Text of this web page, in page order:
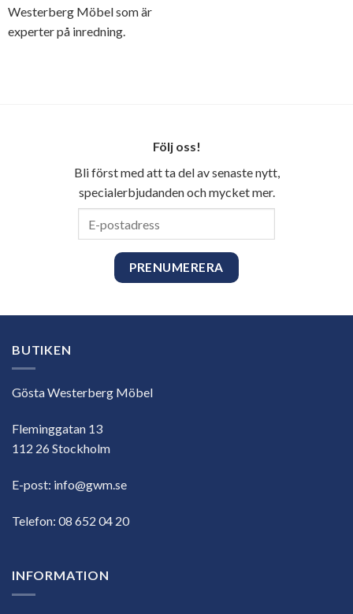
Westerberg Möbel som är
experter på inredning.
Följ oss!
Bli först med att ta del av senaste nytt,
specialerbjudanden och mycket mer.
BUTIKEN
Gösta Westerberg Möbel
Fleminggatan 13
112 26 Stockholm
E-post: info@gwm.se
Telefon: 08 652 04 20
INFORMATION